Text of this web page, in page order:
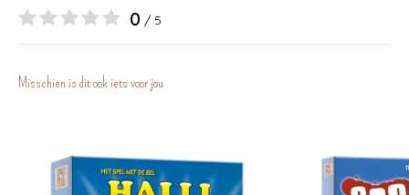
0 / 5
Misschien is dit ook iets voor jou